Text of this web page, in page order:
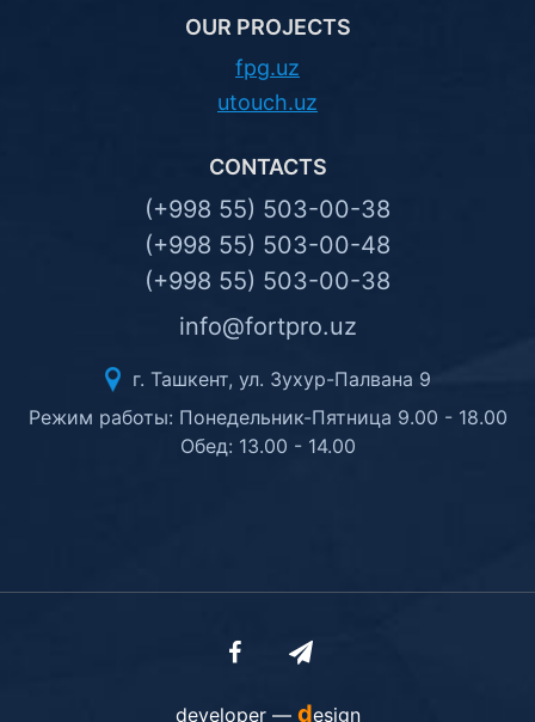
OUR PROJECTS
fpg.uz
utouch.uz
CONTACTS
(+998 55) 503-00-38
(+998 55) 503-00-48
(+998 55) 503-00-38
info@fortpro.uz
г. Ташкент, ул. Зухур-Палвана 9
Режим работы: Понедельник-Пятница 9.00 - 18.00
Обед: 13.00 - 14.00
developer — design